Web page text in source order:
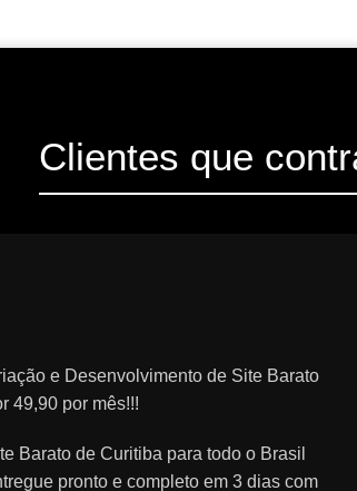
Clientes que
e Desenvolvimento de Site Barato
49,90 por mês!!!
Barato de Curitiba para todo o Brasil
pronto e completo em 3 dias com